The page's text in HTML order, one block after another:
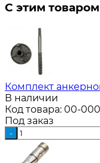
С этим
Комплект
В наличии
Код товара: 00-
Под заказ
-